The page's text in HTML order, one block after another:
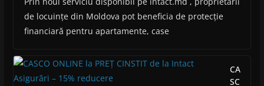
de locuințe din Moldova pot beneficia de protecție
financiară pentru apartamente, case
CA
SC